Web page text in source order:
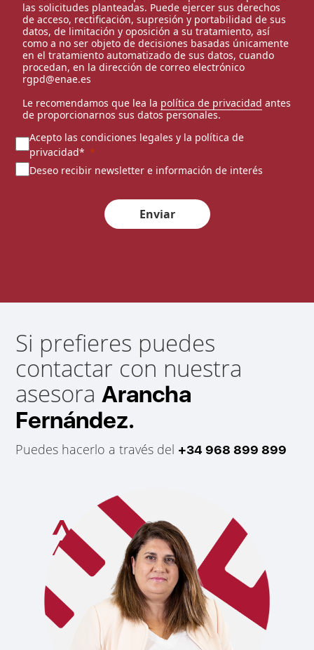
las solicitudes planteadas. Puede ejercer sus derechos
de acceso, rectificación, supresión y portabilidad de sus
datos, de limitación y oposición a su tratamiento, así
como a no ser objeto de decisiones basadas únicamente
en el tratamiento automatizado de sus datos, cuando
procedan, en la dirección de correo electrónico
rgpd@enae.es
Le recomendamos que lea la política de privacidad antes
de proporcionarnos sus datos personales.
Acepto las condiciones legales y la política de
privacidad*
Deseo recibir newsletter e información de interés
Enviar
Si prefieres puedes
contactar con nuestra
asesoraArancha
Fernández.
Puedes hacerlo a través del +34 968 899 899